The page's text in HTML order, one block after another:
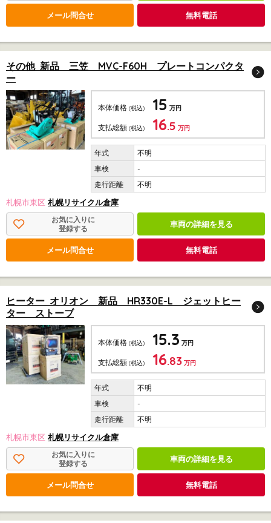
メール問合せ 無料電話
その他 新品 三笠 MVC-F60H プレートコンパクタ
ー
本体価格 (税込) 15 万円
支払総額 (税込) 16.5 万円
不明
-
不明
札幌市東区 札幌リサイクル倉庫
お気に入りに
登録する
車両の詳細を見る
メール問合せ 無料電話
ヒーター オリオン 新品 HR330E-L ジェットヒー
ター ストーブ
本体価格 (税込) 15.3 万円
支払総額 (税込) 16.83 万円
不明
-
不明
札幌市東区 札幌リサイクル倉庫
お気に入りに
登録する
車両の詳細を見る
メール問合せ 無料電話